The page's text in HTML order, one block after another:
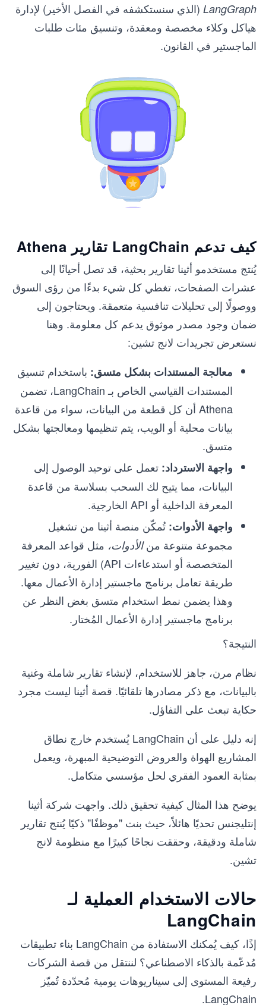
LangGraph (الذي سنستكشفه في الفصل الأخير) لإدارة
هياكل وكلاء مخصصة ومعقدة، وتنسيق مئات طلبات
الماجستير في القانون.
كيف تدعم LangChain تقارير Athena
يُنتج مستخدمو أثينا تقارير بحثية، قد تصل أحيانًا إلى
عشرات الصفحات، تغطي كل شيء بدءًا من رؤى السوق
ووصولًا إلى تحليلات تنافسية متعمقة. ويحتاجون إلى
ضمان وجود مصدر موثوق يدعم كل معلومة. وهنا
نستعرض تجريدات لانج تشين:
معالجة المستندات بشكل متسق: باستخدام تنسيق
المستندات القياسي الخاص بـ LangChain، تضمن
Athena أن كل قطعة من البيانات، سواء من قاعدة
بيانات محلية أو الويب، يتم تنظيمها ومعالجتها بشكل
متسق.
واجهة الاسترداد: تعمل على توحيد الوصول إلى
البيانات، مما يتيح لك السحب بسلاسة من قاعدة
المعرفة الداخلية أو API الخارجية.
واجهة الأدوات: تُمكّن منصة أثينا من تشغيل
مجموعة متنوعة منالأدوات، مثل قواعد المعرفة
المتخصصة أو استدعاءات API) الفورية، دون تغيير
طريقة تعامل برنامج ماجستير إدارة الأعمال معها.
وهذا يضمن نمط استخدام متسق بغض النظر عن
برنامج ماجستير إدارة الأعمال المُختار.
النتيجة؟
نظام مرن، جاهز للاستخدام، لإنشاء تقارير شاملة وغنية
بالبيانات، مع ذكر مصادرها تلقائيًا. قصة أثينا ليست مجرد
حكاية تبعث على التفاؤل.
إنه دليل على أن LangChain يُستخدم خارج نطاق
المشاريع الهواة والعروض التوضيحية المبهرة، ويعمل
بمثابة العمود الفقري لحل مؤسسي متكامل.
يوضح هذا المثال كيفية تحقيق ذلك. واجهت شركة أثينا
إنتليجنس تحديًا هائلاً، حيث بنت "موظفًا" ذكيًا يُنتج تقارير
شاملة ودقيقة، وحققت نجاحًا كبيرًا مع منظومة لانج
تشين.
حالات الاستخدام العملية لـ
LangChain
إذًا، كيف يُمكنك الاستفادة من LangChain بناء تطبيقات
مُدعّمة بالذكاء الاصطناعي؟ لننتقل من قصة الشركات
رفيعة المستوى إلى سيناريوهات يومية مُحدّدة تُميّز
LangChain.